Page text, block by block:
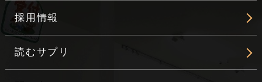
採用情報
読むサプリ